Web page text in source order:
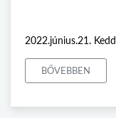
2022.június.21. Kedd
BŐVEBBEN